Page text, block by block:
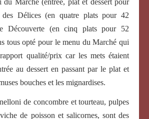
Délices (en quatre plats pour 42
Découverte (en cinq plats pour 52
tous opté pour le menu du Marché qui
qualité/prix car les mets étaient
au dessert en passant par le plat et
bouches et les mignardises.
de concombre et tourteau, pulpes
de poisson et salicornes, sont des